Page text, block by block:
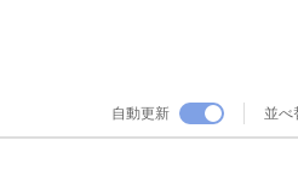
す
自動更新 並べ